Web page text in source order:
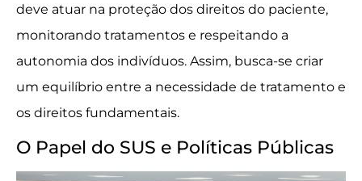
deve atuar na proteção dos direitos do paciente,
monitorando tratamentos e respeitando a
autonomia dos indivíduos. Assim, busca-se criar
um equilíbrio entre a necessidade de tratamento e
os direitos fundamentais.
O Papel do SUS e Políticas Públicas